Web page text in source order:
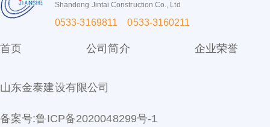
Shandong Jintai Construction Co., Ltd
0533-3169811 0533-3160211
首页 公司简介 企业荣誉
山东金泰建设有限公司
备案号:鲁ICP备2020048299号-1